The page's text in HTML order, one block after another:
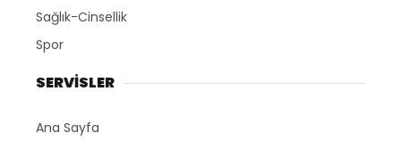
Sağlık-Cinsellik
Spor
SERVİSLER
Ana Sayfa